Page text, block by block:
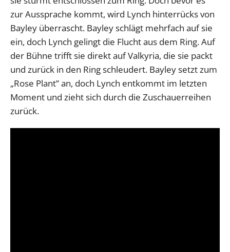
zur Aussprache kommt, wird Lynch hinterrücks von
Bayley überrascht. Bayley schlägt mehrfach auf sie
ein, doch Lynch gelingt die Flucht aus dem Ring. Auf
der Bühne trifft sie direkt auf Valkyria, die sie packt
und zurück in den Ring schleudert. Bayley setzt zum
„Rose Plant” an, doch Lynch entkommt im letzten
Moment und zieht sich durch die Zuschauerreihen
zurück.